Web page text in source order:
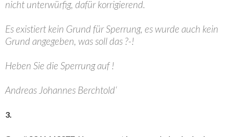
nicht unterwürfig, dafür korrigierend.
Es existiert kein Grund für Sperrung, es wurde auch kein
Grund angegeben, was soll das ?-!
Heben Sie die Sperrung auf !
Andreas Johannes Berchtold‘
3.